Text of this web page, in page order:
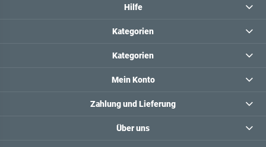
Hilfe
Kategorien
Kategorien
Mein Konto
Zahlung und Lieferung
Über uns